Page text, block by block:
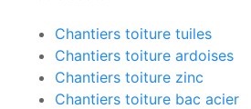
Chantiers toiture tuiles
Chantiers toiture ardoises
Chantiers toiture zinc
Chantiers toiture bac acier